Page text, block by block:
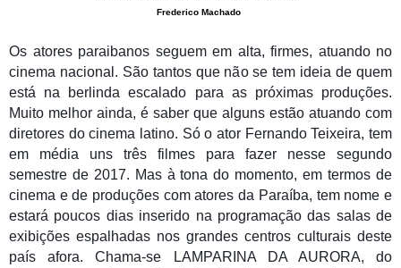
Frederico Machado
Os atores paraibanos seguem em alta, firmes, atuando no
cinema nacional. São tantos que não se tem ideia de quem
está na berlinda escalado para as próximas produções.
Muito melhor ainda, é saber que alguns estão atuando com
diretores do cinema latino. Só o ator Fernando Teixeira, tem
em média uns três filmes para fazer nesse segundo
semestre de 2017. Mas à tona do momento, em termos de
cinema e de produções com atores da Paraíba, tem nome e
estará poucos dias inserido na programação das salas de
exibições espalhadas nos grandes centros culturais deste
país afora. Chama-se LAMPARINA DA AURORA, do